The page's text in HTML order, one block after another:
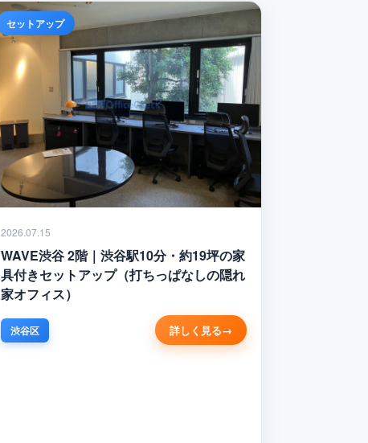
セットアップ
2026.07.15
WAVE渋谷 2階｜渋谷駅10分・約19坪の家
具付きセットアップ（打ちっぱなしの隠れ
家オフィス）
渋谷区 詳しく見る